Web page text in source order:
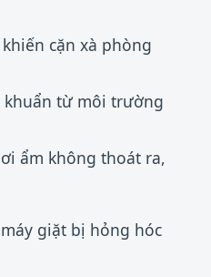
cặn xà phòng
khuẩn từ môi trường
ẩm không thoát ra,
giặt bị hỏng hóc